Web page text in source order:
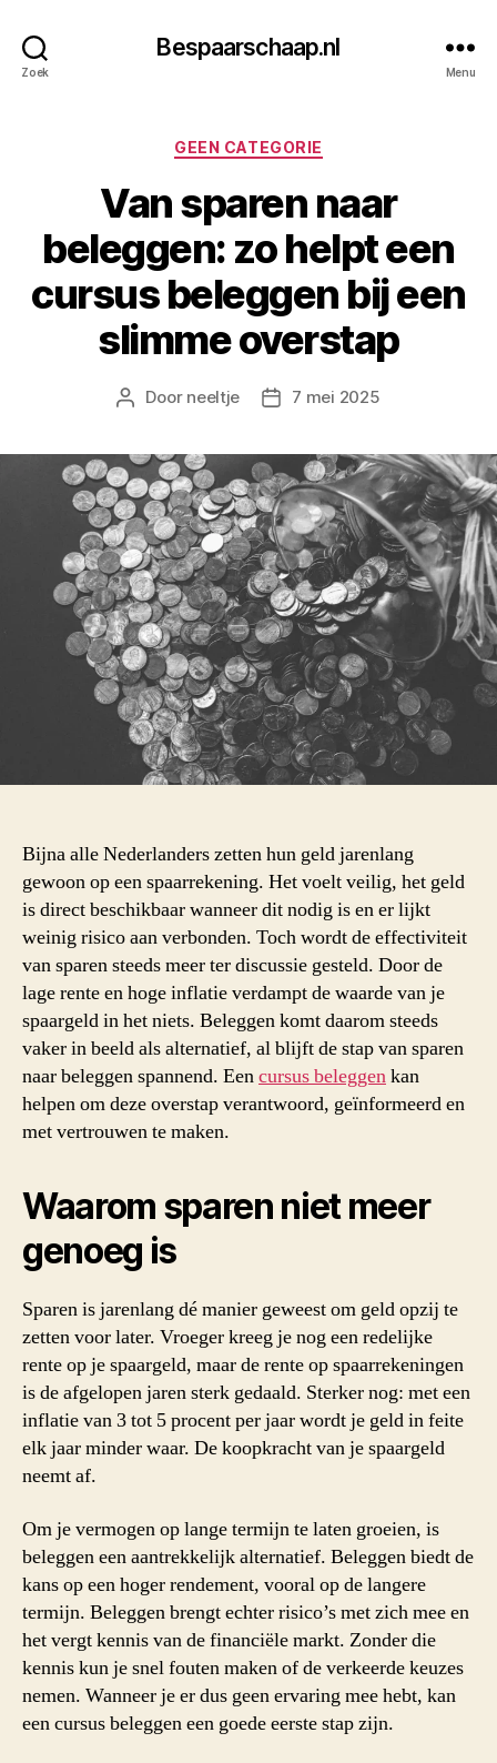
Zoek
Bespaarschaap.nl
Menu
Categorieën
GEEN CATEGORIE
Van sparen naar
beleggen: zo helpt een
cursus beleggen bij een
slimme overstap
Berichtauteur
Door neeltje Berichtdatum
7 mei 2025
Bijna alle Nederlanders zetten hun geld jarenlang
gewoon op een spaarrekening. Het voelt veilig, het geld
is direct beschikbaar wanneer dit nodig is en er lijkt
weinig risico aan verbonden. Toch wordt de effectiviteit
van sparen steeds meer ter discussie gesteld. Door de
lage rente en hoge inflatie verdampt de waarde van je
spaargeld in het niets. Beleggen komt daarom steeds
vaker in beeld als alternatief, al blijft de stap van sparen
naar beleggen spannend. Eencursus beleggenkan
helpen om deze overstap verantwoord, geïnformeerd en
met vertrouwen te maken.
Waarom sparen niet meer
genoeg is
Sparen is jarenlang dé manier geweest om geld opzij te
zetten voor later. Vroeger kreeg je nog een redelijke
rente op je spaargeld, maar de rente op spaarrekeningen
is de afgelopen jaren sterk gedaald. Sterker nog: met een
inflatie van 3 tot 5 procent per jaar wordt je geld in feite
elk jaar minder waar. De koopkracht van je spaargeld
neemt af.
Om je vermogen op lange termijn te laten groeien, is
beleggen een aantrekkelijk alternatief. Beleggen biedt de
kans op een hoger rendement, vooral op de langere
termijn. Beleggen brengt echter risico’s met zich mee en
het vergt kennis van de financiële markt. Zonder die
kennis kun je snel fouten maken of de verkeerde keuzes
nemen. Wanneer je er dus geen ervaring mee hebt, kan
een cursus beleggen een goede eerste stap zijn.